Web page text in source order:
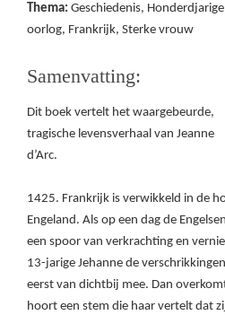
Thema: Geschiedenis, Honderdjarige
oorlog, Frankrijk, Sterke vrouw
Samenvatting:
Dit boek vertelt het waargebeurde,
tragische levensverhaal van Jeanne
d’Arc.
1425. Frankrijk is verwikkeld in de
Engeland. Als op een dag de
een spoor van verkrachting en
13-jarige Jehanne de
eerst van dichtbij mee. Dan
hoort een stem die haar vertelt dat